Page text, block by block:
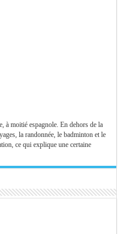
à moitié espagnole. En dehors de la
la randonnée, le badminton et le
ce qui explique une certaine